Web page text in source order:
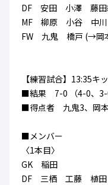
DF 安田 小澤 藤
MF 柳原 小谷 中
FW 九鬼 橋戸 (→岡
【練習試合】13:35キ
■結果 7-0 （4-0、
■得点者 九鬼3、岡
■メンバー
〈1本目〉
GK 稲田
DF 三栖 工藤 植